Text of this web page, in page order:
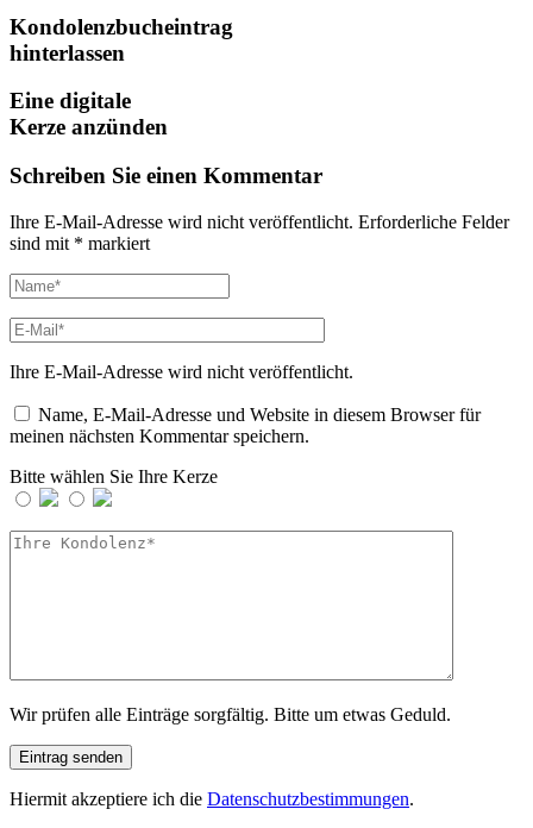
Kondolenzbucheintrag
hinterlassen
Eine digitale
Kerze anzünden
Schreiben Sie einen Kommentar
Ihre E-Mail-Adresse wird nicht veröffentlicht. Erforderliche Felder
sind mit * markiert
Ihre E-Mail-Adresse wird nicht veröffentlicht.
Name, E-Mail-Adresse und Website in diesem Browser für
meinen nächsten Kommentar speichern.
Bitte wählen Sie Ihre Kerze
Wir prüfen alle Einträge sorgfältig. Bitte um etwas Geduld.
Hiermit akzeptiere ich die Datenschutzbestimmungen.